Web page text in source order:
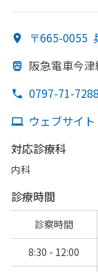
〒665-0055
阪急電車今
0797-71-7288
ウェブサイト
対応診療科
内科
診療時間
診察時間
8:30 - 12:00